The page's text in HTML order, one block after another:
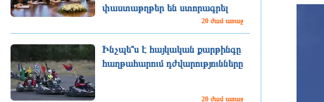
փաստաթղթեր են ստորագրել
20 ժամ առաջ
Ինչպե՞ս է հայկական քարթինգը
հաղթահարում դժվարությունները
20 ժամ առաջ